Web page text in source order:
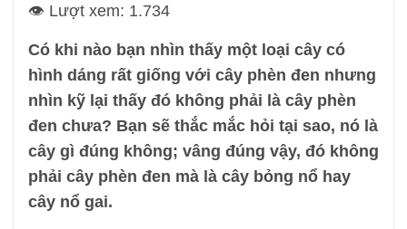
👁️ Lượt xem: 1.734
Có khi nào bạn nhìn thấy một loại cây có
hình dáng rất giống với cây phèn đen nhưng
nhìn kỹ lại thấy đó không phải là cây phèn
đen chưa? Bạn sẽ thắc mắc hỏi tại sao, nó là
cây gì đúng không; vâng đúng vậy, đó không
phải cây phèn đen mà là cây bỏng nổ hay
cây nổ gai.